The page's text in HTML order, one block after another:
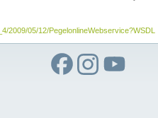
2009/05/12/PegelonlineWebservice?WSDL